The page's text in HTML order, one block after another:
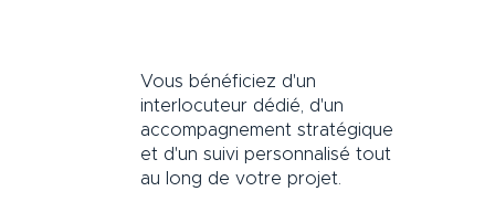
Vous bénéficiez d'un
interlocuteur dédié, d'un
accompagnement stratégique
et d'un suivi personnalisé tout
au long de votre projet.